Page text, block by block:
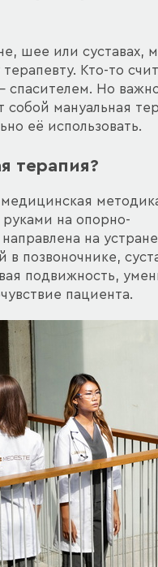
шее или суставах,
Кто-то
спасителем. Но
собой мануальная
её использовать.
терапия?
руками на опорно-
на
позвоночнике,
подвижность,
пациента.